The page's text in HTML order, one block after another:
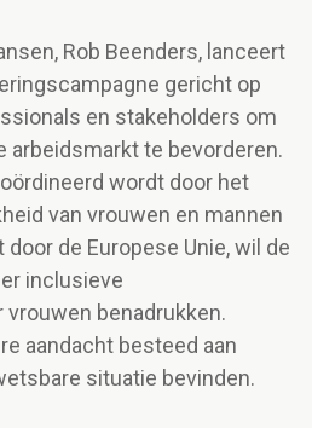
Rob Beenders, lanceert
gericht op
en stakeholders om
arbeidsmarkt te bevorderen.
wordt door het
van vrouwen en mannen
de Europese Unie, wil de
inclusieve
benadrukken.
aandacht besteed aan
situatie bevinden.